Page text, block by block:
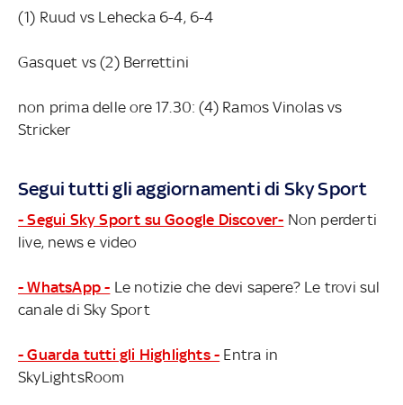
(1) Ruud vs Lehecka 6-4, 6-4
Gasquet vs (2) Berrettini
non prima delle ore 17.30: (4) Ramos Vinolas vs
Stricker
Segui tutti gli aggiornamenti di Sky Sport
- Segui Sky Sport su Google Discover- Non perderti
live, news e video
- WhatsApp - Le notizie che devi sapere? Le trovi sul
canale di Sky Sport
- Guarda tutti gli Highlights - Entra in
SkyLightsRoom